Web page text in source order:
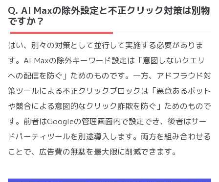
Q. AI Maxの除外設定と不正クリック対策は別物
ですか？
はい、別々の対策として並行して実施する必要がありま
す。AI Maxの除外キーワード設定は「意図しないクエリ
への配信を防ぐ」ためのものです。一方、アドフラウド対
策ツールによる不正クリックブロックは「悪意あるボット
や競合による意図的なクリック詐欺を防ぐ」ためのもので
す。前者はGoogleの管理画面内で設定でき、後者はサー
ドパーティツールを別途導入します。両方を組み合わせる
ことで、広告費の無駄を最大限に削減できます。